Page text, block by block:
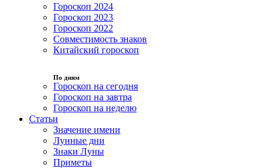
Гороскоп 2024
Гороскоп 2023
Гороскоп 2022
Совместимость знаков
Китайский гороскоп
По дням
Гороскоп на сегодня
Гороскоп на завтра
Гороскоп на неделю
Статьи
Значение имени
Лунные дни
Знаки Луны
Приметы